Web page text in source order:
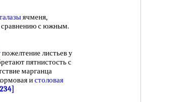
ячменя,
сравнению с южным.
пожелтение листьев у
пятнистость с
марганца
истоловая